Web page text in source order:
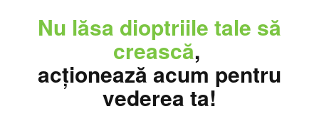
Nu lăsa dioptriile tale să
crească,
acționează acum pentru
vederea ta!